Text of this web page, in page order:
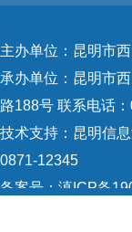
主办单位：昆明市
承办单位：昆明市
路188号 联系电话
技术支持： 昆明信
0871-12345
备案号： 滇ICP备